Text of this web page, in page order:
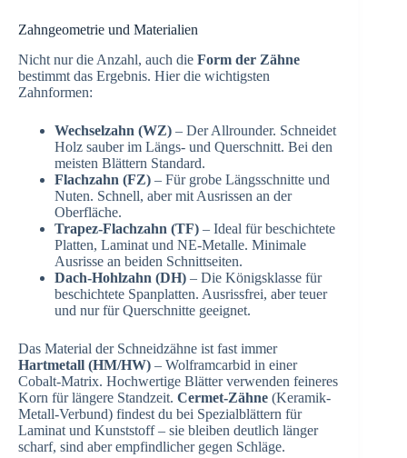
Zahngeometrie und Materialien
Nicht nur die Anzahl, auch die Form der Zähne
bestimmt das Ergebnis. Hier die wichtigsten
Zahnformen:
Wechselzahn (WZ) – Der Allrounder. Schneidet
Holz sauber im Längs- und Querschnitt. Bei den
meisten Blättern Standard.
Flachzahn (FZ) – Für grobe Längsschnitte und
Nuten. Schnell, aber mit Ausrissen an der
Oberfläche.
Trapez-Flachzahn (TF) – Ideal für beschichtete
Platten, Laminat und NE-Metalle. Minimale
Ausrisse an beiden Schnittseiten.
Dach-Hohlzahn (DH) – Die Königsklasse für
beschichtete Spanplatten. Ausrissfrei, aber teuer
und nur für Querschnitte geeignet.
Das Material der Schneidzähne ist fast immer
Hartmetall (HM/HW) – Wolframcarbid in einer
Cobalt-Matrix. Hochwertige Blätter verwenden feineres
Korn für längere Standzeit. Cermet-Zähne (Keramik-
Metall-Verbund) findest du bei Spezialblättern für
Laminat und Kunststoff – sie bleiben deutlich länger
scharf, sind aber empfindlicher gegen Schläge.